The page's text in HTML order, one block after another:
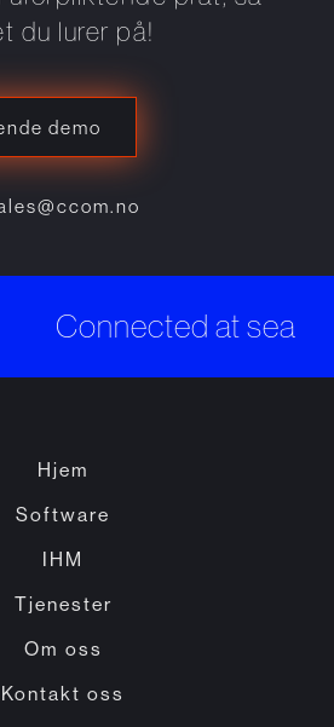
du lurer på!
demo
Connected at sea
Hjem
Software
IHM
Tjenester
Om oss
Kontakt oss